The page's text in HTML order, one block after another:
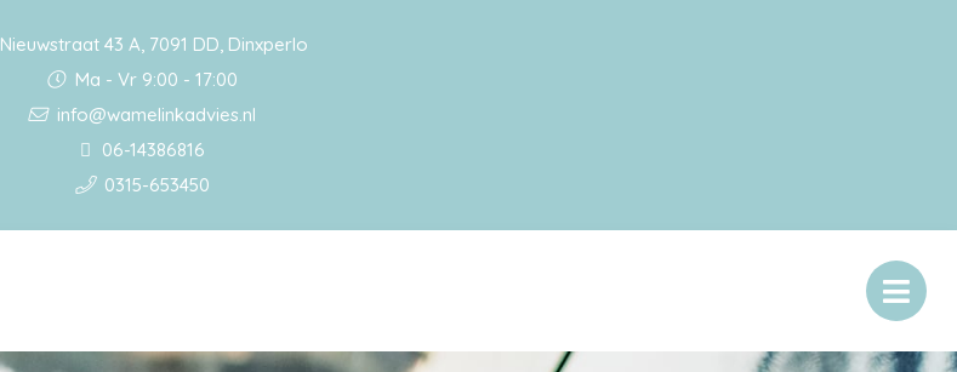
Nieuwstraat 43 A, 7091 DD, Dinxperlo
Ma - Vr 9:00 - 17:00
info@wamelinkadvies.nl
06-14386816
0315-653450